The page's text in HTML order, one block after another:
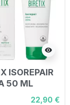
visibility
ISOREPAIR
50 ML
22,90 €